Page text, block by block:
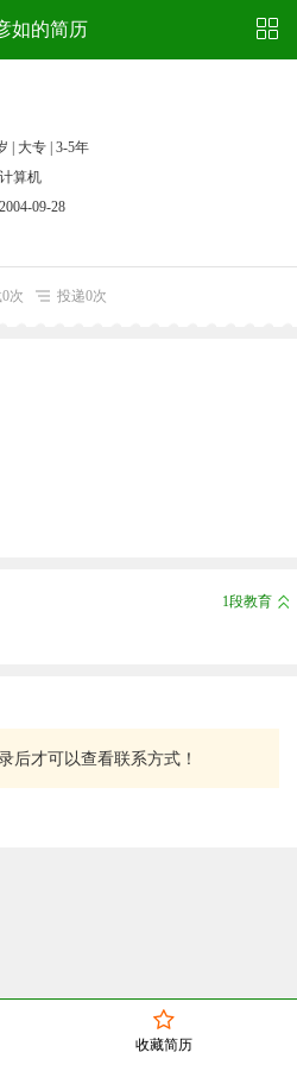
如的简历
| 大专 | 3-5年
算机
09-28
次 投递0次
1段教育
后才可以查看联系方式！
收藏简历